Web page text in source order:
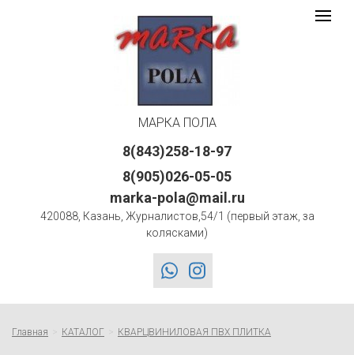
Марка
Пола
logo
МАРКА ПОЛА
8(843)258-18-97
8(905)026-05-05
marka-pola@mail.ru
420088, Казань, Журналистов,54/1 (первый этаж, за
колясками)
whatsappinstagram
Toggle
Главная КАТАЛОГ КВАРЦВИНИЛОВАЯ ПВХ ПЛИТКА